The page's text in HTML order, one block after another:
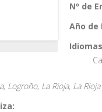
Nº de
Año de
Logroño, La Rioja, La Rioja